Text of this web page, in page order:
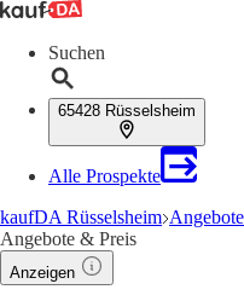
Suchen
65428 Rüsselsheim
Alle Prospekte
kaufDA Rüsselsheim Angebote
Angebote & Preis
Anzeigen